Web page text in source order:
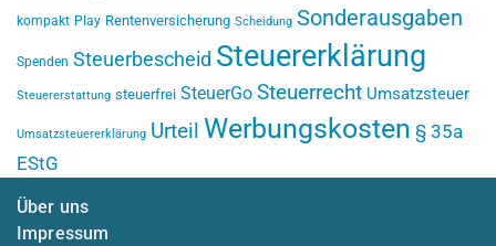
kompakt Play Rentenversicherung Scheidung Sonderausgaben
Spenden Steuerbescheid Steuererklärung
Steuererstattung steuerfrei SteuerGo Steuerrecht Umsatzsteuer
Umsatzsteuererklärung Urteil Werbungskosten § 35a
EStG
Über uns
Impressum